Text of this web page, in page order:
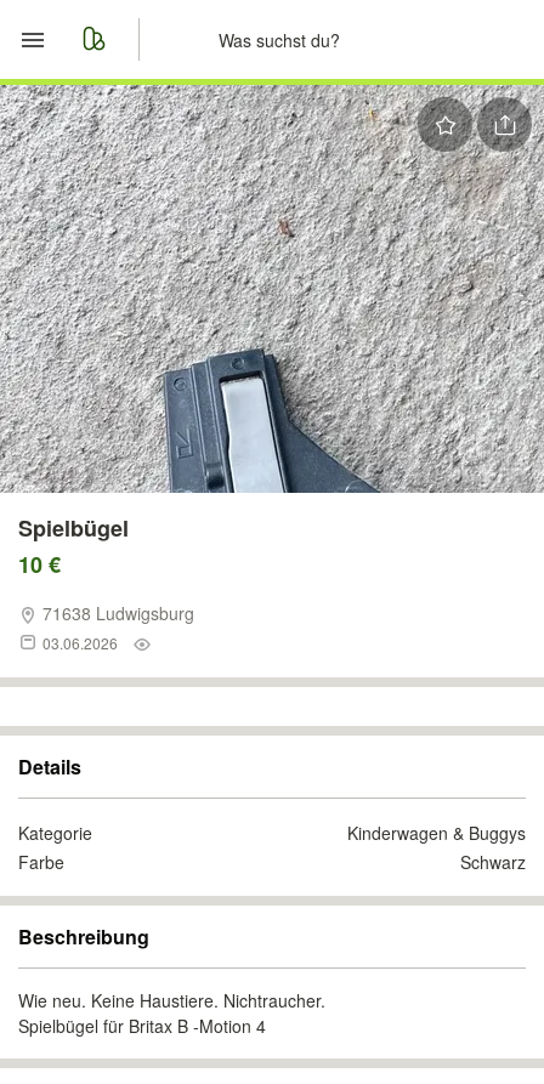
Start
Merkliste
Nachrichten
Anzeige aufgeben
Spielbügel
10 €
71638 Ludwigsburg
03.06.2026
Details
Kategorie
Kinderwagen & Buggys
Farbe
Schwarz
Beschreibung
Wie neu. Keine Haustiere. Nichtraucher.
Spielbügel für Britax B -Motion 4